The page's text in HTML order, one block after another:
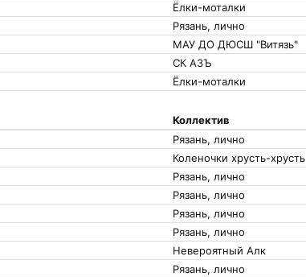
Ёлки-моталки
Рязань, лично
МАУ ДО ДЮСШ "Витязь"
СК АЗЪ
Ёлки-моталки
Коллектив
Рязань, лично
Коленочки хрусть-хрусть
Рязань, лично
Рязань, лично
Рязань, лично
Рязань, лично
Невероятный Алк
Рязань, лично